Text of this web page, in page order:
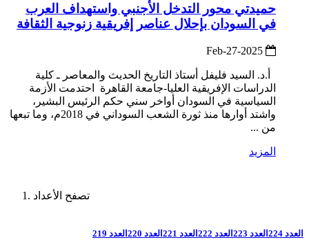
حميدتي محور التدخل الأجنبي واستهداف العرب
في السودان بإحلال عناصر إفريقية زنوجية الثقافة
أ.د. السيد فليفل أستاذ التاريخ الحديث والمعاصر ـ كلية
الدراسات الإفريقية العليا-جامعة القاهرة احتدمت الأزمة
السياسية في السودان أواخر سني حكم الرئيس البشير،
واشتد أوارها منذ ثورة الشعب السوداني في 2018م، وما تبعها
من ...
المزيد
تصفح الأعداد
العدد 224 العدد 223 العدد 222 العدد 221 العدد 220 العدد 219